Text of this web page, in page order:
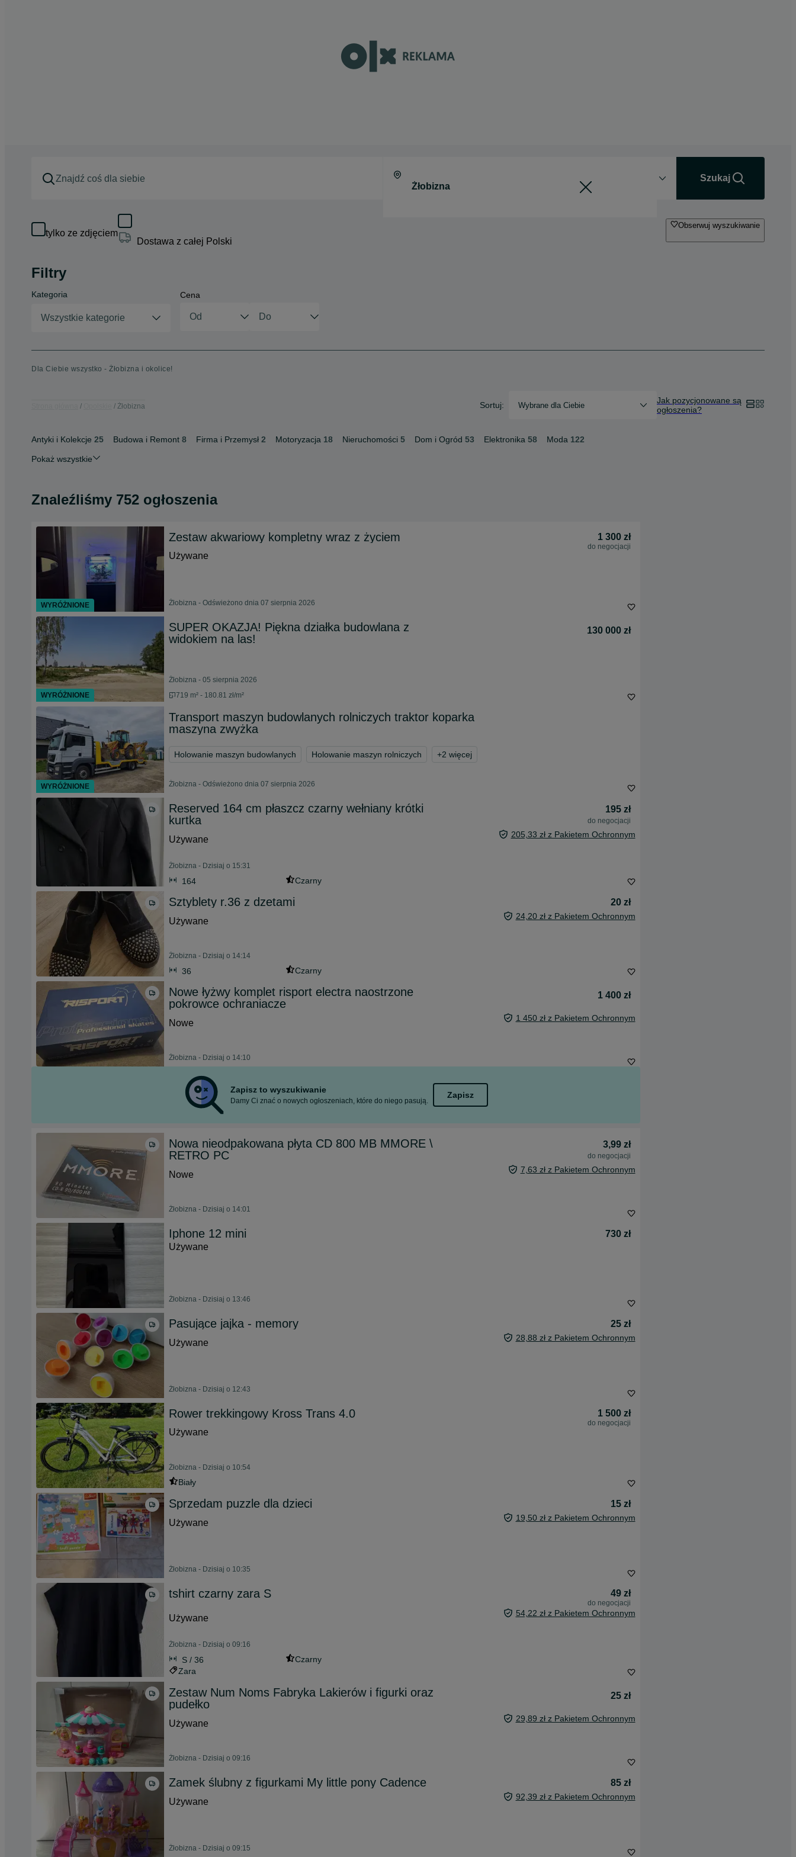
Szukaj
tylko ze zdjęciem
Dostawa z całej Polski
Obserwuj wyszukiwanie
Filtry
Kategoria
Wszystkie kategorie
Cena
Dla Ciebie wszystko - Żłobizna i okolice!
Żłobizna Sortuj: Wybrane dla Ciebie
Jak pozycjonowane są
ogłoszenia?
Antyki i Kolekcje 25 Budowa i Remont 8 Firma i Przemysł 2 Motoryzacja 18 Nieruchomości 5 Dom i Ogród 53 Elektronika 58 Moda 122
Pokaż wszystkie
Znaleźliśmy 752 ogłoszenia
Zestaw akwariowy kompletny wraz z życiem 1 300 zł
do negocjacji
Używane
Żłobizna - Odświeżono dnia 07 sierpnia 2026
SUPER OKAZJA! Piękna działka budowlana z
widokiem na las!
130 000 zł
Żłobizna - 05 sierpnia 2026
719 m² - 180.81 zł/m²
Transport maszyn budowlanych rolniczych traktor koparka
maszyna zwyżka
Holowanie maszyn budowlanych Holowanie maszyn rolniczych +2 więcej
Żłobizna - Odświeżono dnia 07 sierpnia 2026
Reserved 164 cm płaszcz czarny wełniany krótki
kurtka
195 zł
do negocjacji
Używane 205,33 zł z Pakietem Ochronnym
Żłobizna - Dzisiaj o 15:31
164 Czarny
Sztyblety r.36 z dzetami
20 zł
Używane
24,20 zł z Pakietem Ochronnym
Żłobizna - Dzisiaj o 14:14
36 Czarny
Nowe łyżwy komplet risport electra naostrzone
pokrowce ochraniacze
1 400 zł
Nowe 1 450 zł z Pakietem Ochronnym
Żłobizna - Dzisiaj o 14:10
Zapisz to wyszukiwanie
Damy Ci znać o nowych ogłoszeniach, które do niego pasują.
Zapisz
Nowa nieodpakowana płyta CD 800 MB MMORE \
RETRO PC
3,99 zł
do negocjacji
Nowe 7,63 zł z Pakietem Ochronnym
Żłobizna - Dzisiaj o 14:01
Iphone 12 mini
730 zł
Używane
Żłobizna - Dzisiaj o 13:46
Pasujące jajka - memory
25 zł
Używane
28,88 zł z Pakietem Ochronnym
Żłobizna - Dzisiaj o 12:43
Rower trekkingowy Kross Trans 4.0 1 500 zł
do negocjacji
Używane
Żłobizna - Dzisiaj o 10:54
Biały
Sprzedam puzzle dla dzieci
15 zł
Używane
19,50 zł z Pakietem Ochronnym
Żłobizna - Dzisiaj o 10:35
tshirt czarny zara S 49 zł
do negocjacji
Używane 54,22 zł z Pakietem Ochronnym
Żłobizna - Dzisiaj o 09:16
S / 36
Czarny
Zara
Zestaw Num Noms Fabryka Lakierów i figurki oraz
pudełko
25 zł
Używane 29,89 zł z Pakietem Ochronnym
Żłobizna - Dzisiaj o 09:16
Zamek ślubny z figurkami My little pony Cadence
85 zł
Używane
92,39 zł z Pakietem Ochronnym
Żłobizna - Dzisiaj o 09:15
WYRÓŻNIONE
WYRÓŻNIONE
WYRÓŻNIONE